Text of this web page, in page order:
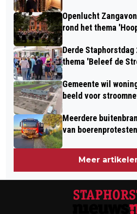
Openlucht
rond het thema
Derde Staphorstdag
thema 'Beleef de
Gemeente wil
beeld voor
Meerdere
van boerenprotesten
Meer